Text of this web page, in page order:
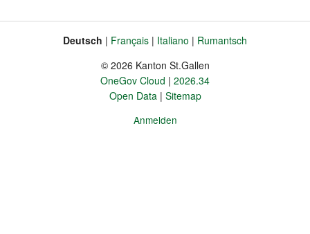
füllen
FusszeileDeutsch Français Italiano
Rumantsch
© 2026 Kanton St.Gallen
OneGov Cloud
2026.34
Open Data
Sitemap
Anmelden